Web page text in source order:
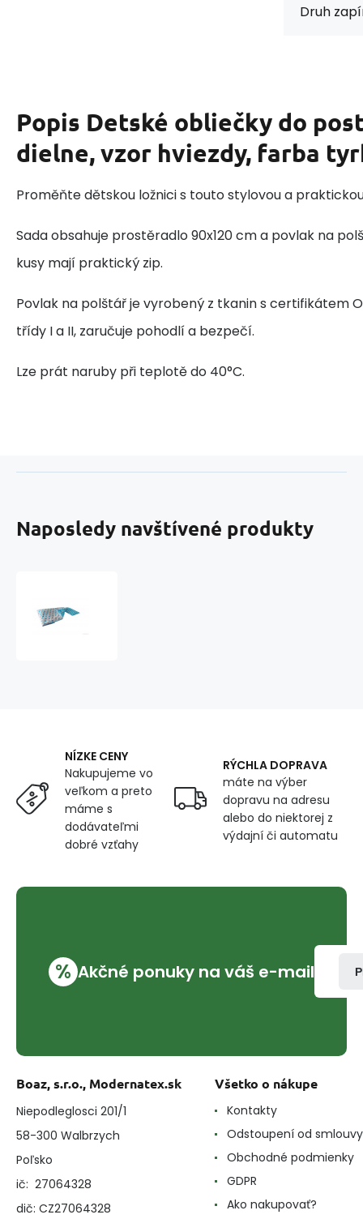
Druh
Popis Detské obliečky do
dielne, vzor hviezdy, farba
Proměňte dětskou ložnici s touto stylovou a
Sada obsahuje prostěradlo 90x120 cm a povlak na
kusy mají praktický zip.
Povlak na polštář je vyrobený z tkanin s certifikátem
třídy I a II, zaručuje pohodlí a bezpečí.
Lze prát naruby při teplotě do 40°C.
Naposledy navštívené produkty
NÍZKE CENY
Nakupujeme vo
veľkom a preto
máme s
dodávateľmi
dobré vzťahy
RÝCHLA DOPRAVA
máte na výber
dopravu na adresu
alebo do niektorej z
výdajní či automatu
% Akčné ponuky na váš e-mail
Boaz, s.r.o., Modernatex.sk
Niepodleglosci 201/1
58-300 Walbrzych
Poľsko
ič: 27064328
dič: CZ27064328
Všetko o nákupe
Kontakty
Odstoupení od smlouvy
Obchodné podmienky
GDPR
Ako nakupovať?